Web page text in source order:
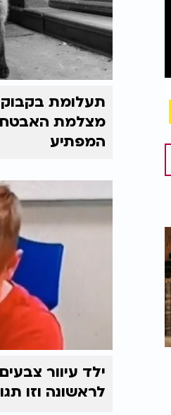
תעלומת
מצלמת
המפתיע
ילד עיוור
לראשונה וזו